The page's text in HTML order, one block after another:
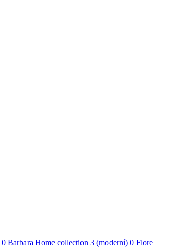
0 Barbara Home collection 3 (moderní) 0 Florentine 3